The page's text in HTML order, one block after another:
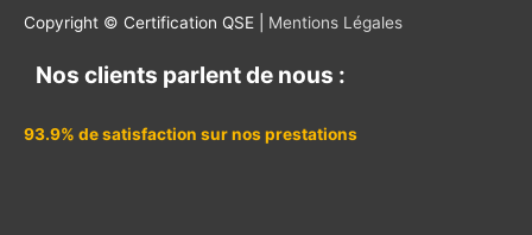
Copyright © Certification QSE | Mentions Légales
Nos clients parlent de nous :
93.9% de satisfaction sur nos prestations